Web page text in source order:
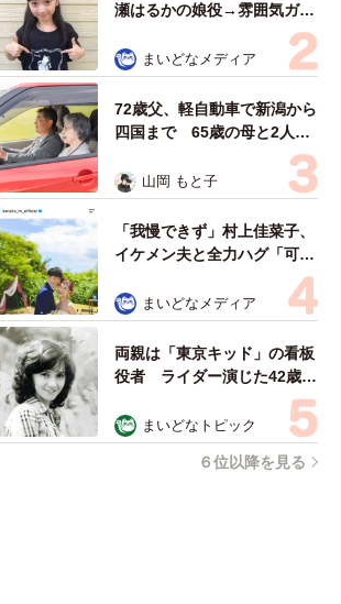
瀬はるかの娘役→雰囲気ガラ
リの18歳に成長 「メイクで
雰囲気が」「宝塚に入れそ
う」
まいどなメディア
72歳父、軽自動車で新潟から
四国まで 65歳の母と2人で
3泊4日の旅 パーキングの休
憩まで分刻み… 「大学生で
も組まねえよ！」
山岡 もと子
「我慢できず」村上佳菜子、
イケメン夫と全力ハグ「可愛
いふたり」「素敵なご夫婦」
まいどなメディア
両親は「東京キッド」の看板
役者 ライダー演じた42歳元
俳優が再婚妻との「ウエディ
ングフォト」計画を明言
「センスあるカメラマン求
まいどなトピック
６位以降を見る